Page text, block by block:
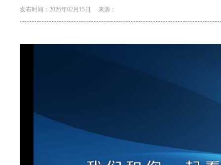
发布时间：2026年02月15日 来源：